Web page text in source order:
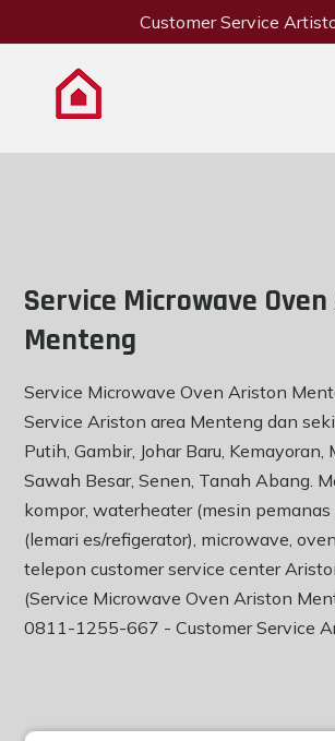
Customer Service
Service Microwave
Menteng
Service Microwave Oven Ariston
Service Ariston area Menteng dan
Putih, Gambir, Johar Baru, Kemayoran,
Sawah Besar, Senen, Tanah Abang.
kompor, waterheater (mesin pemanas
(lemari es/refigerator), microwave,
telepon customer service center
(Service Microwave Oven Ariston
0811-1255-667 - Customer Service